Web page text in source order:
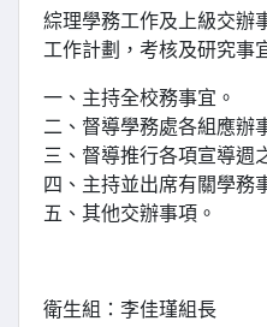
綜理學務工作及上級交辦
工作計劃，考核及研究事
一、主持全校務事宜。
二、督導學務處各組應辦
三、督導推行各項宣導週
四、主持並出席有關學務
五、其他交辦事項。
衛生組：李佳瑾組長